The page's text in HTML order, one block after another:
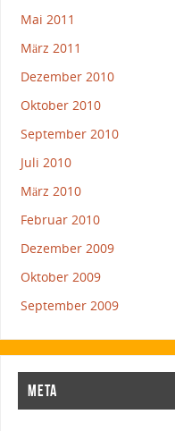
Mai 2011
März 2011
Dezember 2010
Oktober 2010
September 2010
Juli 2010
März 2010
Februar 2010
Dezember 2009
Oktober 2009
September 2009
META